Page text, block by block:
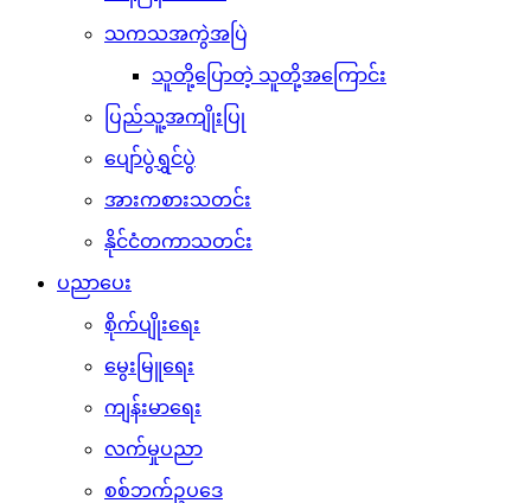
သကသအကွဲအပြဲ
သူတို့ပြောတဲ့ သူတို့အကြောင်း
ပြည်သူ့အကျိုးပြု
ပျော်ပွဲရွှင်ပွဲ
အားကစားသတင်း
နိုင်ငံတကာသတင်း
ပညာပေး
စိုက်ပျိုးရေး
မွေးမြူရေး
ကျန်းမာရေး
လက်မှုပညာ
စစ်ဘက်ဥပဒေ